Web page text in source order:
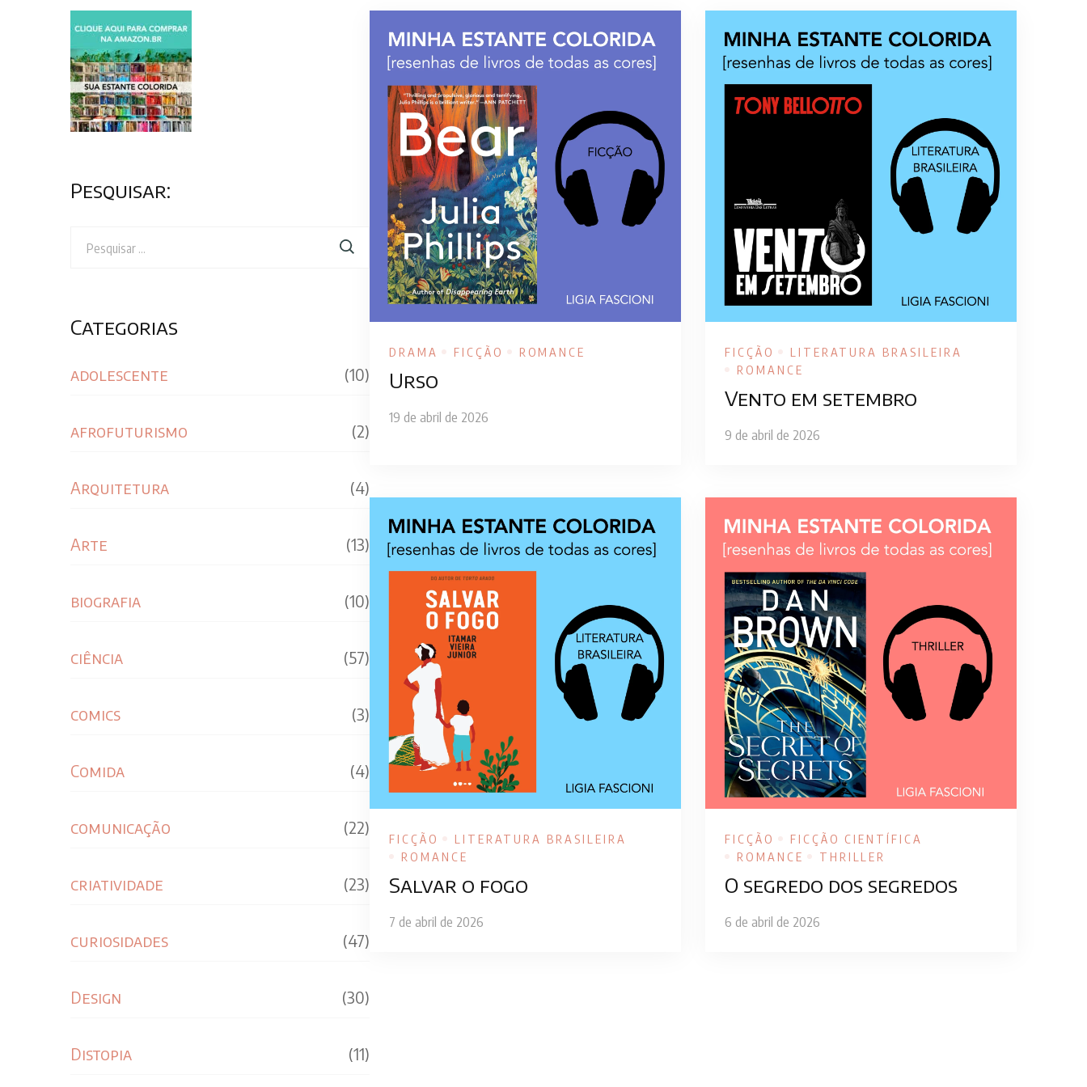
DRAMA FICÇÃO ROMANCE
Urso
19 de abril de 2026
FICÇÃO
LITERATURA BRASILEIRA
ROMANCE
Vento em setembro
9 de abril de 2026
FICÇÃO
LITERATURA BRASILEIRA
ROMANCE
Salvar o fogo
7 de abril de 2026
FICÇÃO
FICÇÃO CIENTÍFICA
ROMANCE
THRILLER
O segredo dos segredos
6 de abril de 2026
Pesquisar:
por:
Categorias
adolescente (10)
afrofuturismo (2)
Arquitetura (4)
Arte (13)
biografia (10)
ciência (57)
comics (3)
Comida (4)
comunicação (22)
criatividade (23)
curiosidades (47)
Design (30)
Distopia (11)